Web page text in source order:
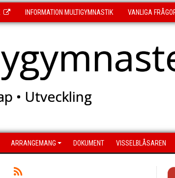
INFORMATION MULTIGYMNASTIK VANLIGA
• Utveckling
ARRANGEMANG DOKUMENT VISSELBLÅSAREN